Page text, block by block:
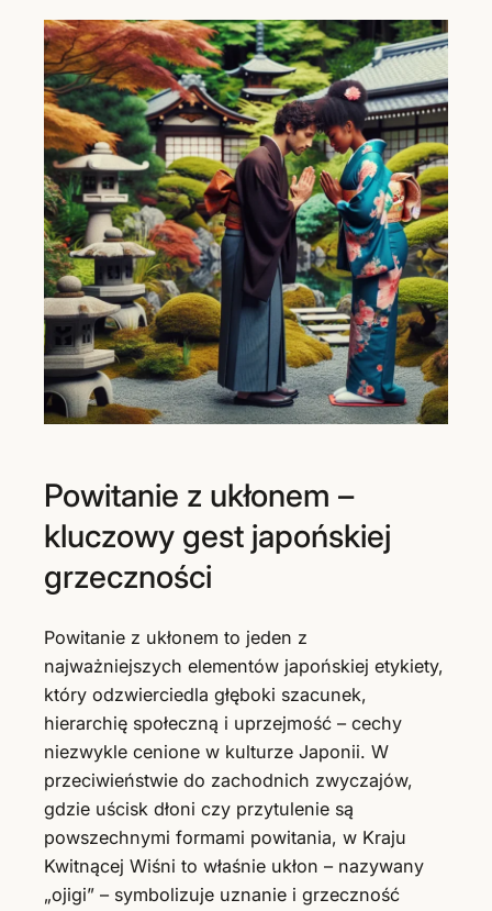
Powitanie z ukłonem –
kluczowy gest japońskiej
grzeczności
Powitanie z ukłonem to jeden z
najważniejszych elementów japońskiej etykiety,
który odzwierciedla głęboki szacunek,
hierarchię społeczną i uprzejmość – cechy
niezwykle cenione w kulturze Japonii. W
przeciwieństwie do zachodnich zwyczajów,
gdzie uścisk dłoni czy przytulenie są
powszechnymi formami powitania, w Kraju
Kwitnącej Wiśni to właśnie ukłon – nazywany
„ojigi” – symbolizuje uznanie i grzeczność